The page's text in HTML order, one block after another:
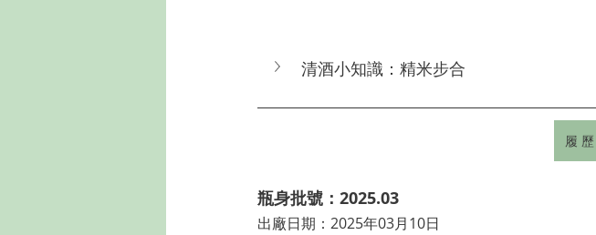
清酒小知識：精米步合
瓶身批號：2025.03
出廠日期：2025年03月10日